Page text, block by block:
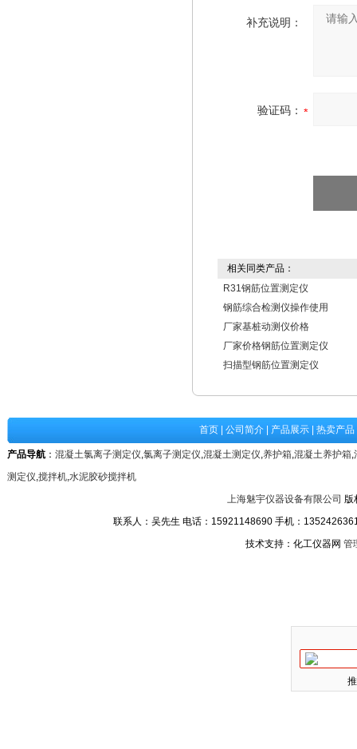
补充说明：
验证码：
相关同类产品：
R31钢筋位置测定仪
钢筋综合检测仪操作使用
厂家基桩动测仪价格
厂家价格钢筋位置测定仪
扫描型钢筋位置测定仪
首页 公司简介 产品展示 热卖产品
产品导航 ： 混凝土氯离子测定仪,氯离子测定仪,混凝土测定仪,养护箱,混凝土养护箱,
测定仪,搅拌机,水泥胶砂搅拌机
上海魅宇仪器设备有限公司 版
联系人：吴先生 电话：15921148690 手机：
技术支持：化工仪器网 管